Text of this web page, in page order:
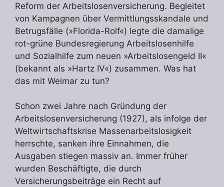
Reform der Arbeitslosenversicherung. Begleitet
von Kampagnen über Vermittlungsskandale und
Betrugsfälle (»Florida-Rolf«) legte die damalige
rot-grüne Bundesregierung Arbeitslosenhilfe
und Sozialhilfe zum neuen »Arbeitslosengeld II«
(bekannt als »Hartz IV«) zusammen. Was hat
das mit Weimar zu tun?
Schon zwei Jahre nach Gründung der
Arbeitslosenversicherung (1927), als infolge der
Weltwirtschaftskrise Massenarbeitslosigkeit
herrschte, sanken ihre Einnahmen, die
Ausgaben stiegen massiv an. Immer früher
wurden Beschäftigte, die durch
Versicherungsbeiträge ein Recht auf